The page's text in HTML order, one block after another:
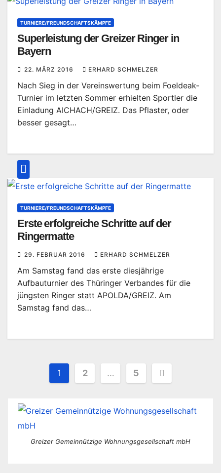
TURNIERE/FREUNDSCHAFTSKÄMPFE
Superleistung der Greizer Ringer in
Bayern
22. MÄRZ 2016 ERHARD SCHMELZER
Nach Sieg in der Vereinswertung beim Foeldeak-
Turnier im letzten Sommer erhielten Sportler die
Einladung AICHACH/GREIZ. Das Pflaster, oder
besser gesagt…
TURNIERE/FREUNDSCHAFTSKÄMPFE
Erste erfolgreiche Schritte auf der
Ringermatte
29. FEBRUAR 2016 ERHARD SCHMELZER
Am Samstag fand das erste diesjährige
Aufbauturnier des Thüringer Verbandes für die
jüngsten Ringer statt APOLDA/GREIZ. Am
Samstag fand das…
Seitennummerierung
Beiträge
1 2 … 5
Greizer Gemeinnützige Wohnungsgesellschaft mbH